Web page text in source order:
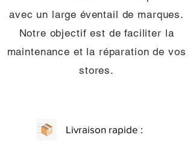
avec un large éventail de marques.
Notre objectif est de faciliter la
maintenance et la réparation de vos
stores.
Livraison rapide :